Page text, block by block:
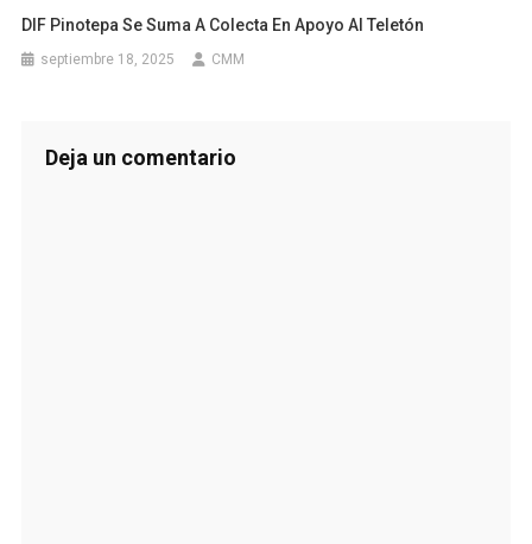
DIF Pinotepa Se Suma A Colecta En Apoyo Al Teletón
septiembre 18, 2025 CMM
Deja un comentario